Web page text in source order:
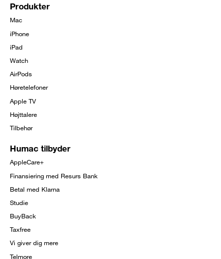
Footer
menu
Produkter
Mac
iPhone
iPad
Watch
AirPods
Høretelefoner
Apple TV
Højttalere
Tilbehør
Humac tilbyder
AppleCare+
Finansiering med Resurs Bank
Betal med Klarna
Studie
BuyBack
Taxfree
Vi giver dig mere
Telmore